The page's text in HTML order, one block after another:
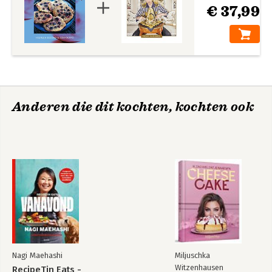
€ 37,99
Anderen die dit kochten, kochten ook
Nagi Maehashi
RecipeTin Eats -
Miljuschka
Witzenhausen